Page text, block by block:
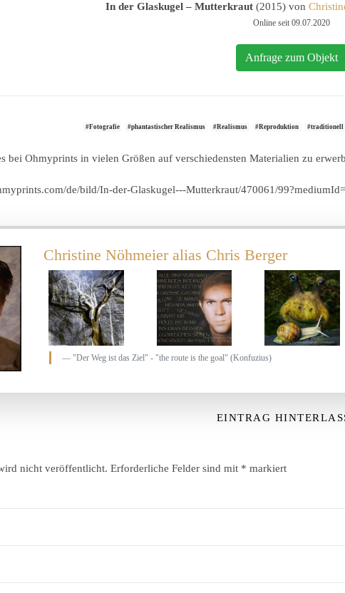
In der Glaskugel – Mutterkraut (2015) von
Online seit 09.07.2020
Anfrage zum Objekt
#Fotografie #phantastischer Realismus #Realismus #Reproduktion #traditionell
bei Ohmyprints in vielen Größen auf verschiedensten Materialien zu
de/bild/In-der-Glaskugel---Mutterkraut/470061/
Christine Nöhmeier alias Chris Berger
"Der Weg ist das Ziel" - "the route is the goal" (Konfuzius)
EINTRAG
nicht veröffentlicht. Erforderliche Felder sind mit * markiert